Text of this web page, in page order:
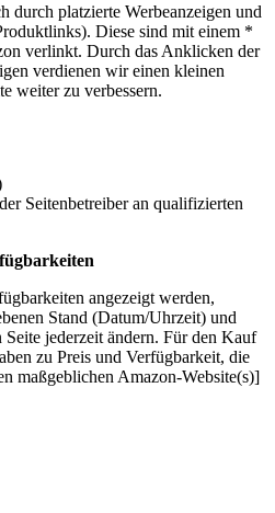
durch platzierte Werbeanzeigen und
Diese sind mit einem *
verlinkt. Durch das Anklicken der
verdienen wir einen kleinen
weiter zu verbessern.
Seitenbetreiber an qualifizierten
angezeigt werden,
Stand (Datum/Uhrzeit) und
jederzeit ändern. Für den Kauf
zu Preis und Verfügbarkeit, die
maßgeblichen Amazon-Website(s)]